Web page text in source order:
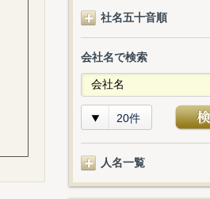
社名五十音順
会社名で検索
20件
人名一覧